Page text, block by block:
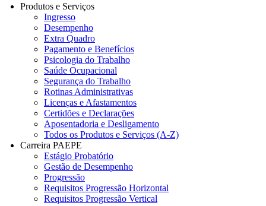
Produtos e Serviços
Ingresso
Desempenho
Extra Quadro
Pagamento e Benefícios
Psicologia do Trabalho
Saúde Ocupacional
Segurança do Trabalho
Rotinas Administrativas
Licenças e Afastamentos
Certidões e Declarações
Aposentadoria e Desligamento
Todos os Produtos e Serviços (A-Z)
Carreira PAEPE
Estágio Probatório
Gestão de Desempenho
Progressão
Requisitos Progressão Horizontal
Requisitos Progressão Vertical